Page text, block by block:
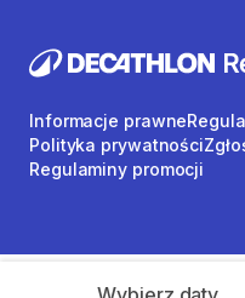
Informacje prawne
Polityka prywatności
Regulaminy promocji